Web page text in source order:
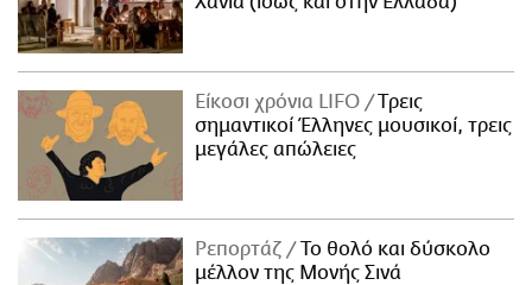
Είκοσι χρόνια LIFO
Tρεις
σημαντικοί Έλληνες μουσικοί, τρεις
μεγάλες απώλειες
Ρεπορτάζ
Το θολό και δύσκολο
μέλλον της Μονής Σινά